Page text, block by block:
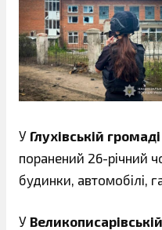
У Глухівській громаді
поранений 26-річний
будинки, автомобілі,
У